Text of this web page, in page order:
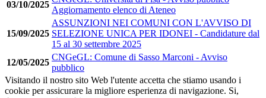
03/10/2025
Aggiornamento elenco di Ateneo
15/09/2025
ASSUNZIONI NEI COMUNI CON L'AVVISO DI
SELEZIONE UNICA PER IDONEI - Candidature dal
15 al 30 settembre 2025
12/05/2025
CNGeGL: Comune di Sasso Marconi - Avviso
pubblico
Visitando il nostro sito Web l'utente accetta che stiamo usando i
cookie per assicurare la migliore esperienza di navigazione. Si,